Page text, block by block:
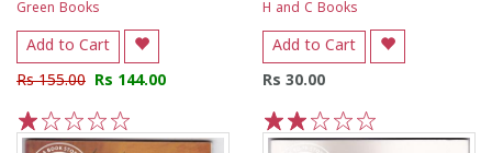
Green Books
Add to Cart
Rs 155.00 Rs 144.00
5
4
3
2
1
H and C Books
Add to Cart
Rs 30.00
5
4
3
2
1